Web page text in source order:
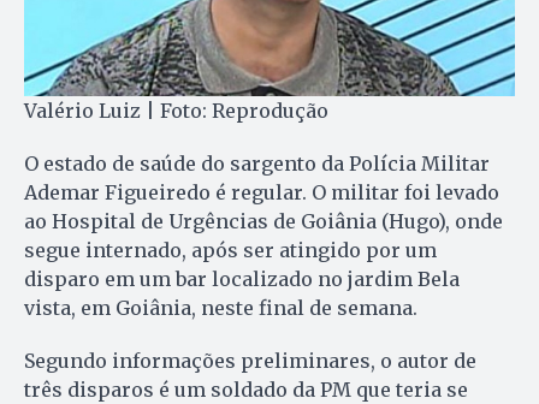
Valério Luiz | Foto: Reprodução
O estado de saúde do sargento da Polícia Militar
Ademar Figueiredo é regular. O militar foi levado
ao Hospital de Urgências de Goiânia (Hugo), onde
segue internado, após ser atingido por um
disparo em um bar localizado no jardim Bela
vista, em Goiânia, neste final de semana.
Segundo informações preliminares, o autor de
três disparos é um soldado da PM que teria se